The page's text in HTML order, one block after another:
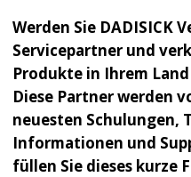
Werden Sie DADISICK
Servicepartner und
Produkte in Ihrem
Diese Partner werden
neuesten Schulungen,
Informationen und
füllen Sie dieses kurze